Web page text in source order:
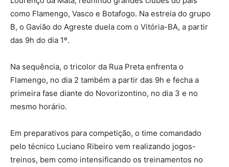
como Flamengo, Vasco e Botafogo. Na estreia do grupo
B, o Gavião do Agreste duela com o Vitória-BA, a partir
das 9h do dia 1º.
Na sequência, o tricolor da Rua Preta enfrenta o
Flamengo, no dia 2 também a partir das 9h e fecha a
primeira fase diante do Novorizontino, no dia 3 e no
mesmo horário.
Em preparativos para competição, o time comandado
pelo técnico Luciano Ribeiro vem realizando jogos-
treinos, bem como intensificando os treinamentos no